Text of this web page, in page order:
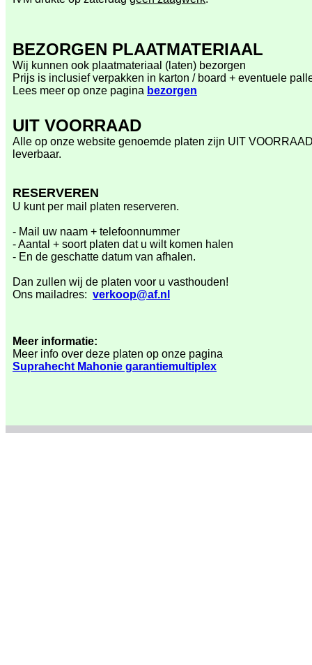
Meer informatie:
Meer info over deze platen op onze pagina
Suprahecht Mahonie garantiemultiplex